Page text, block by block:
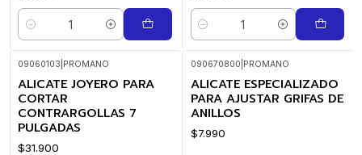
Cantidad Cantidad
09060103 PROMANO
ALICATE JOYERO PARA
CORTAR
CONTRARGOLLAS 7
PULGADAS
$31.900
090670800 PROMANO
ALICATE ESPECIALIZADO
PARA AJUSTAR GRIFAS DE
ANILLOS
$7.990